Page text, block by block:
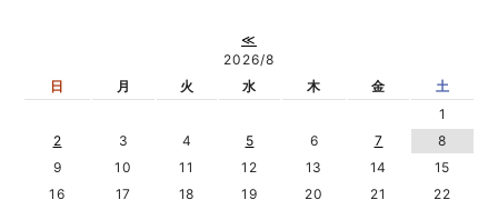
≪
2026/8
日
月 火 水 木 金
土
1
2
3 4 5 6 7
8
9
10 11 12 13 14
15
16
17 18 19 20 21
22